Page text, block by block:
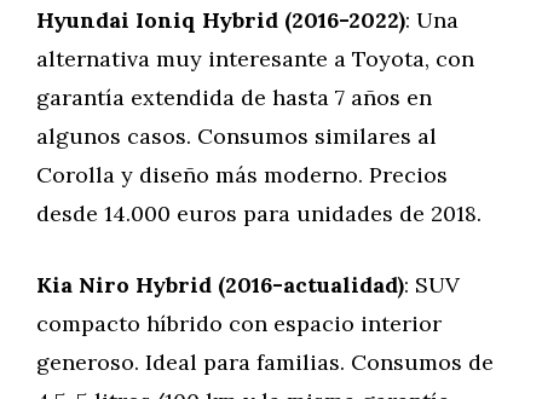
Hyundai Ioniq Hybrid (2016-2022): Una
alternativa muy interesante a Toyota, con
garantía extendida de hasta 7 años en
algunos casos. Consumos similares al
Corolla y diseño más moderno. Precios
desde 14.000 euros para unidades de 2018.
Kia Niro Hybrid (2016-actualidad): SUV
compacto híbrido con espacio interior
generoso. Ideal para familias. Consumos de